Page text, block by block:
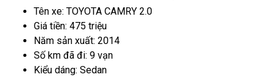
Tên xe: TOYOTA CAMRY 2.0
Giá tiền: 475 triệu
Năm sản xuất: 2014
Số km đã đi: 9 vạn
Kiểu dáng: Sedan